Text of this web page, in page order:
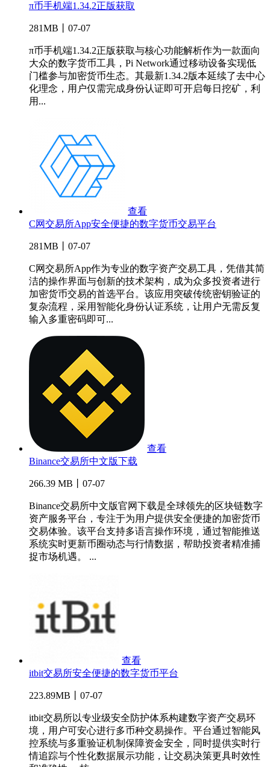
π币手机端1.34.2正版获取
281MB丨07-07
π币手机端1.34.2正版获取与核心功能解析作为一款面向
大众的数字货币工具，Pi Network通过移动设备实现低
门槛参与加密货币生态。其最新1.34.2版本延续了去中心
化理念，用户仅需完成身份认证即可开启每日挖矿，利
用...
查看
C网交易所App安全便捷的数字货币交易平台
281MB丨07-07
C网交易所App作为专业的数字资产交易工具，凭借其简
洁的操作界面与创新的技术架构，成为众多投资者进行
加密货币交易的首选平台。该应用突破传统密钥验证的
复杂流程，采用智能化身份认证系统，让用户无需反复
输入多重密码即可...
查看
Binance交易所中文版下载
266.39 MB丨07-07
Binance交易所中文版官网下载是全球领先的区块链数字
资产服务平台，专注于为用户提供安全便捷的加密货币
交易体验。该平台支持多语言操作环境，通过智能推送
系统实时更新币圈动态与行情数据，帮助投资者精准捕
捉市场机遇。 ...
查看
itbit交易所安全便捷的数字货币平台
223.89MB丨07-07
itbit交易所以专业级安全防护体系构建数字资产交易环
境，用户可安心进行多币种交易操作。平台通过智能风
控系统与多重验证机制保障资金安全，同时提供实时行
情追踪与个性化数据展示功能，让交易决策更具时效性